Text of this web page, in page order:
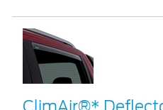
ClimAir®*